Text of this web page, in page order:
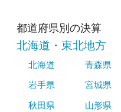
都道府県別の決算
北海道・東北地方
北海道
青森県
岩手県
宮城県
秋田県
山形県